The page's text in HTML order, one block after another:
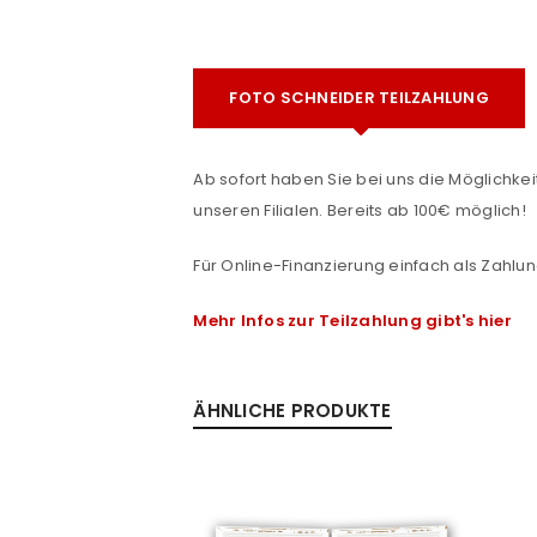
Anmeldeformular
FOTO SCHNEIDER TEILZAHLUNG
Ab sofort haben Sie bei uns die
unseren Filialen. Bereits ab 100€ möglich!
Für Online-Finanzierung einfach als
Mehr Infos zur Teilzahlung gibt's hier
ÄHNLICHE PRODUKTE